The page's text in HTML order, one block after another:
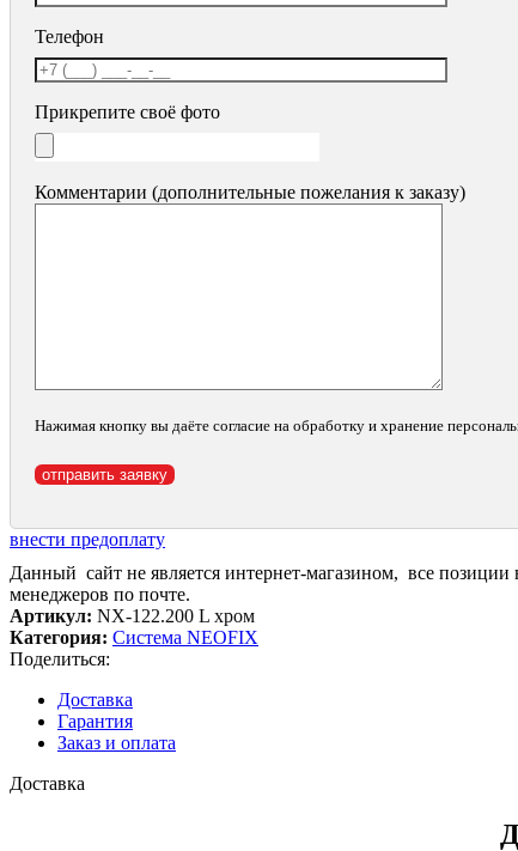
Телефон
Прикрепите своё фото
Комментарии (дополнительные пожелания к заказу)
Нажимая кнопку вы даёте согласие на обработку и хранение
внести предоплату
Данный сайт не является интернет-магазином, все позиции
менеджеров по почте.
Артикул: NX-122.200 L хром
Категория: Система NEOFIX
Поделиться:
Доставка
Гарантия
Заказ и оплата
Доставка